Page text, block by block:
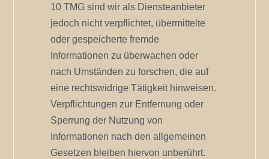
10 TMG sind wir als Diensteanbieter
jedoch nicht verpflichtet, übermittelte
oder gespeicherte fremde
Informationen zu überwachen oder
nach Umständen zu forschen, die auf
eine rechtswidrige Tätigkeit hinweisen.
Verpflichtungen zur Entfernung oder
Sperrung der Nutzung von
Informationen nach den allgemeinen
Gesetzen bleiben hiervon unberührt.